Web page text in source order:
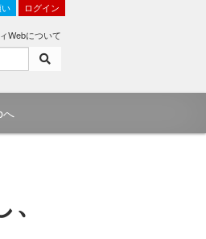
ログイン
Webについて
へ